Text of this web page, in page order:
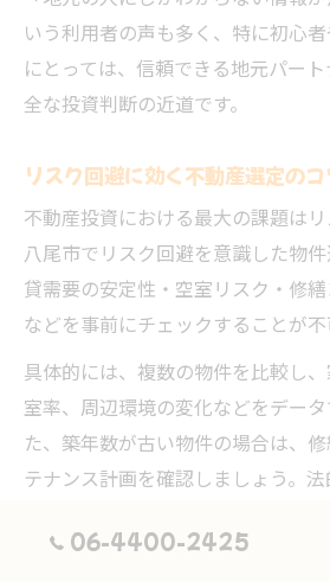
いう利用者の声も多く、特に初心
にとっては、信頼できる地元パー
全な投資判断の近道です。
リスク回避に効く不動産選定のコ
不動産投資における最大の課題はリ
八尾市でリスク回避を意識した物
貸需要の安定性・空室リスク・修
などを事前にチェックすることが不
具体的には、複数の物件を比較し
室率、周辺環境の変化などをデー
た、築年数が古い物件の場合は、
テナンス計画を確認しましょう。
の確認も見落としがちなポイント
失敗例として、空室期間が長引き
06-4400-2425